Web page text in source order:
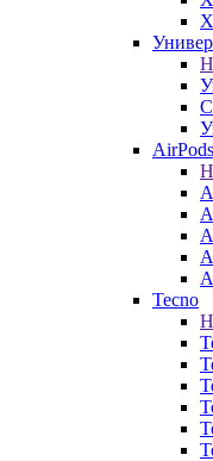
AirPods
Tecno